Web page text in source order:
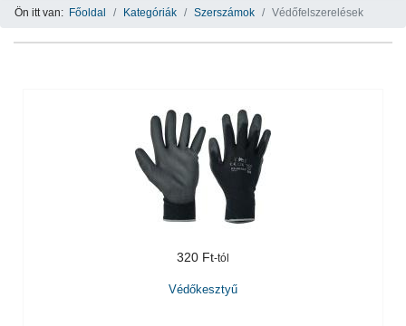
Ön itt van: Főoldal Kategóriák Szerszámok Védőfelszerelések
320 Ft
Védőkesztyű